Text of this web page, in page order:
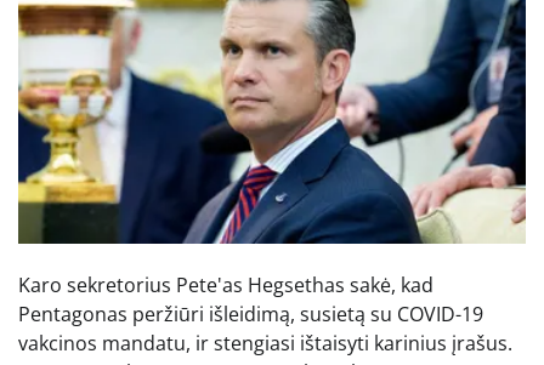
Karo sekretorius Pete'as Hegsethas sakė, kad
Pentagonas peržiūri išleidimą, susietą su COVID-19
vakcinos mandatu, ir stengiasi ištaisyti karinius įrašus.